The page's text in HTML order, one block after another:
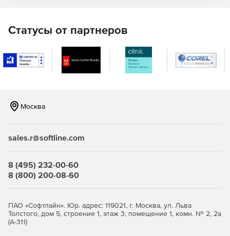
Это проактивное, оптимизированное решение для
полной защиты мобильных устройств. Отражает попытки
фишинга, поступающие через различные социальные
приложения, защищая своих сотрудников от доступа к
подключений.
файловых серверов с интегрированным управлением
исправлениями.
электронной почты на наличие вредоносного
содержимого.
Статусы от партнеров
Москва
sales.r@softline.com
8 (495) 232-00-60
8 (800) 200-08-60
ПАО «Софтлайн». Юр. адрес: 119021, г. Москва, ул. Льва
Толстого, дом 5, строение 1, этаж 3, помещение 1, комн. № 2, 2а
(А-311)